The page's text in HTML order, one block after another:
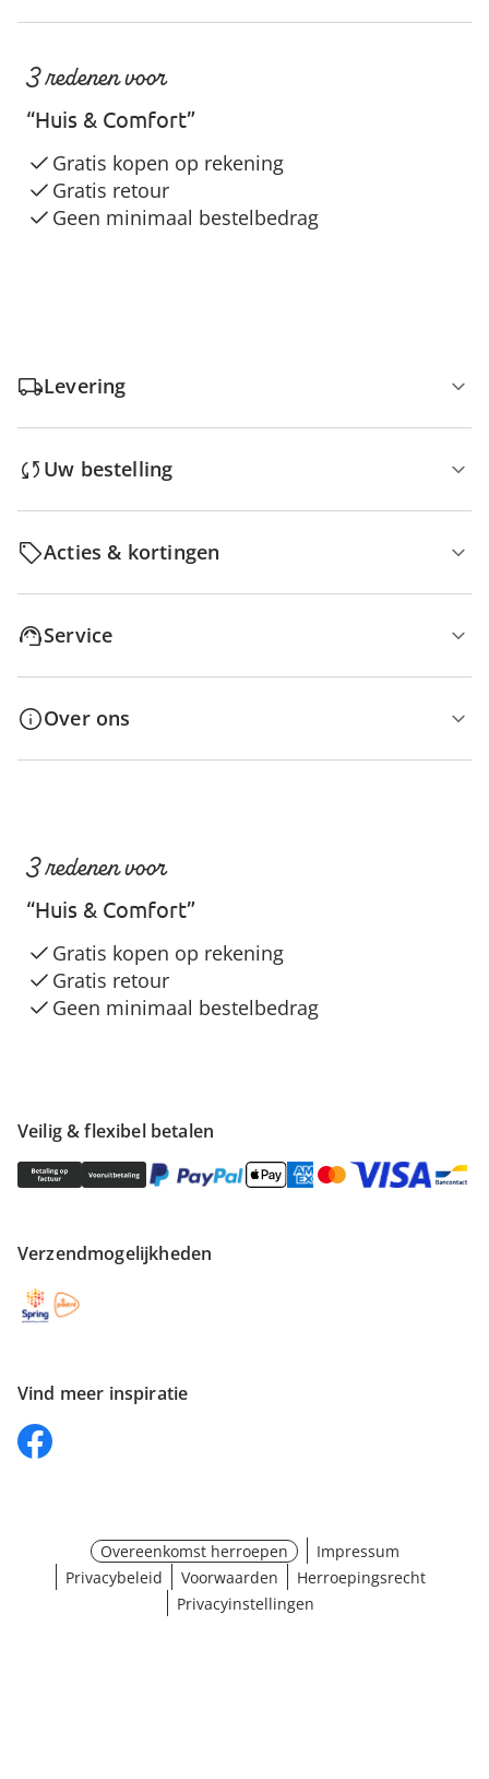
3 redenen voor
“Huis & Comfort”
Gratis kopen op rekening
Gratis retour
Geen minimaal bestelbedrag
Levering
Uw bestelling
Acties & kortingen
Service
Over ons
Veilig & flexibel betalen
Verzendmogelijkheden
Vind meer inspiratie
3 redenen voor
“Huis & Comfort”
Gratis kopen op rekening
Gratis retour
Geen minimaal bestelbedrag
Overeenkomst herroepen
Impressum
Privacybeleid
Voorwaarden
Herroepingsrecht
Privacyinstellingen